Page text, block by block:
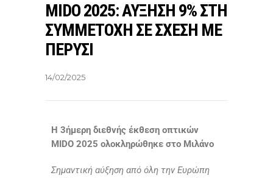
MIDO 2025: ΑΥΞΗΣΗ 9% ΣΤΗ
ΣΥΜΜΕΤΟΧΗ ΣΕ ΣΧΕΣΗ ΜΕ
ΠΕΡΥΣΙ
14/02/2025
Η 3ήμερη διεθνής έκθεση οπτικών
MIDO 2025 ολοκληρώθηκε στο Μιλάνο
Σημαντική αύξηση από όλη την Ευρώπη